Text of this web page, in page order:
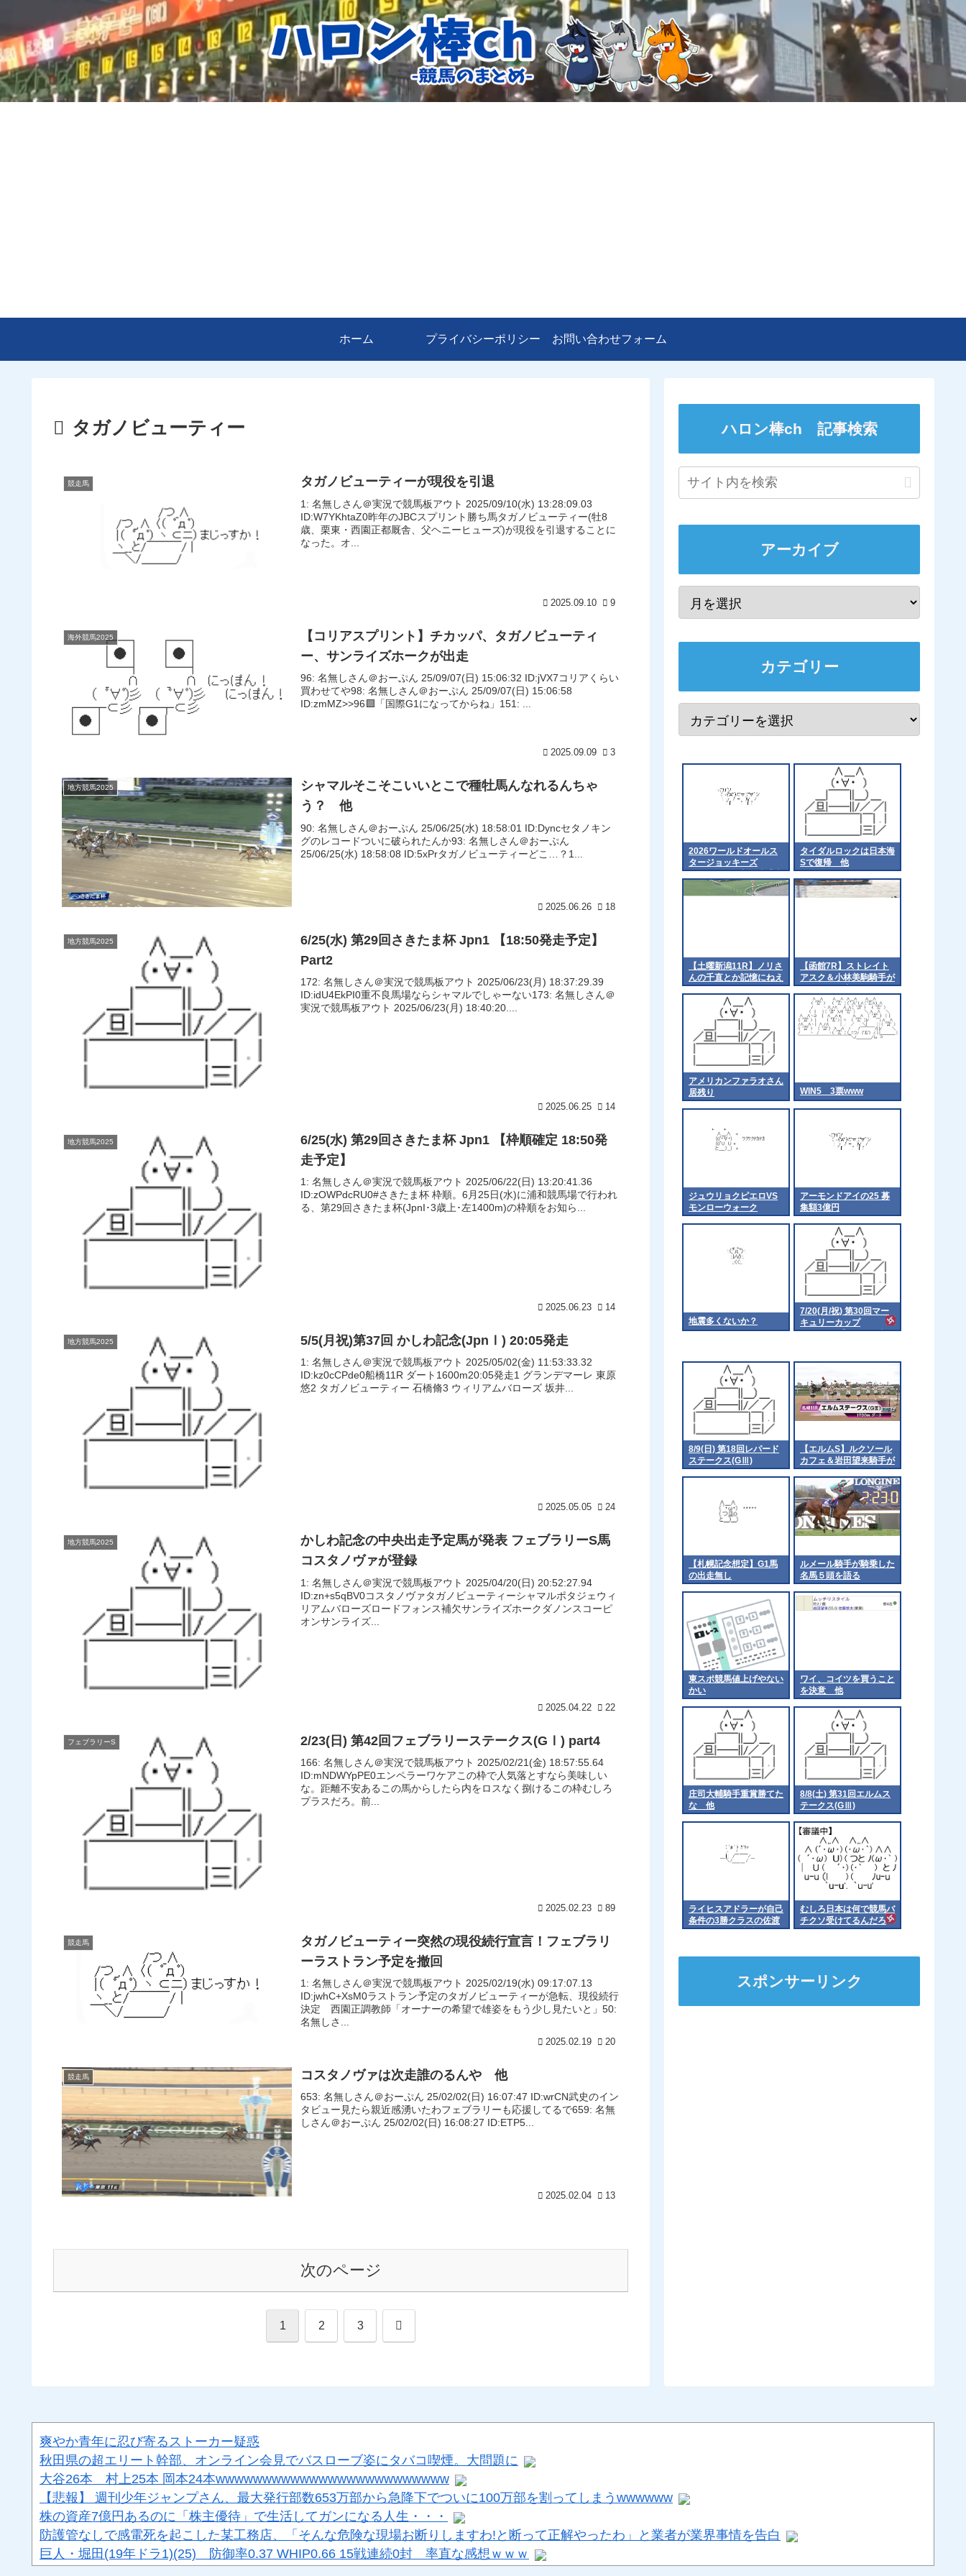
ホーム プライバシーポリシー お問い合わせフォーム
タガノビューティー
競走馬 タガノビューティーが現役を引退
1: 名無しさん＠実況で競馬板アウト 2025/09/10(水) 13:28:09.03
ID:W7YKhtaZ0昨年のJBCスプリント勝ち馬タガノビューティー(牡8
歳、栗東・西園正都厩舎、父ヘニーヒューズ)が現役を引退することに
なった。オ...
2025.09.10 9
海外競馬2025
【コリアスプリント】チカッパ、タガノビューティ
ー、サンライズホークが出走
96: 名無しさん＠おーぷん 25/09/07(日) 15:06:32 ID:jVX7コリアくらい
買わせてや98: 名無しさん＠おーぷん 25/09/07(日) 15:06:58
ID:zmMZ>>96🟩「国際G1になってからね」151: ...
2025.09.09 3
地方競馬2025
シャマルそこそこいいとこで種牡馬んなれるんちゃ
う？ 他
90: 名無しさん＠おーぷん 25/06/25(水) 18:58:01 ID:Dyncセタノキン
グのレコードついに破られたんか93: 名無しさん＠おーぷん
25/06/25(水) 18:58:08 ID:5xPrタガノビューティーどこ…？1...
2025.06.26 18
地方競馬2025
6/25(水) 第29回さきたま杯 Jpn1 【18:50発走予定】
Part2
172: 名無しさん＠実況で競馬板アウト 2025/06/23(月) 18:37:29.39
ID:idU4EkPI0重不良馬場ならシャマルでしゃーない173: 名無しさん＠
実況で競馬板アウト 2025/06/23(月) 18:40:20....
2025.06.25 14
地方競馬2025
6/25(水) 第29回さきたま杯 Jpn1 【枠順確定 18:50発
走予定】
1: 名無しさん＠実況で競馬板アウト 2025/06/22(日) 13:20:41.36
ID:zOWPdcRU0#さきたま杯 枠順。6月25日(水)に浦和競馬場で行われ
る、第29回さきたま杯(JpnI･3歳上･左1400m)の枠順をお知ら...
2025.06.23 14
地方競馬2025 5/5(月祝)第37回 かしわ記念(JpnⅠ) 20:05発走
1: 名無しさん＠実況で競馬板アウト 2025/05/02(金) 11:53:33.32
ID:kz0cCPde0船橋11R ダート1600m20:05発走1 グランデマーレ 東原
悠2 タガノビューティー 石橋脩3 ウィリアムバローズ 坂井...
2025.05.05 24
地方競馬2025
かしわ記念の中央出走予定馬が発表 フェブラリーS馬
コスタノヴァが登録
1: 名無しさん＠実況で競馬板アウト 2025/04/20(日) 20:52:27.94
ID:zn+s5qBV0コスタノヴァタガノビューティーシャマルポタジェウィ
リアムバローズロードフォンス補欠サンライズホークダノンスコーピ
オンサンライズ...
2025.04.22 22
フェブラリーS 2/23(日) 第42回フェブラリーステークス(GⅠ) part4
166: 名無しさん＠実況で競馬板アウト 2025/02/21(金) 18:57:55.64
ID:mNDWYpPE0エンペラーワケアこの枠で人気落とすなら美味しい
な。距離不安あるこの馬からしたら内をロスなく捌けるこの枠むしろ
プラスだろ。前...
2025.02.23 89
競走馬
タガノビューティー突然の現役続行宣言！フェブラリ
ーラストラン予定を撤回
1: 名無しさん＠実況で競馬板アウト 2025/02/19(水) 09:17:07.13
ID:jwhC+XsM0ラストラン予定のタガノビューティーが急転、現役続行
決定 西園正調教師「オーナーの希望で雄姿をもう少し見たいと」50:
名無しさ...
2025.02.19 20
競走馬 コスタノヴァは次走誰のるんや 他
653: 名無しさん＠おーぷん 25/02/02(日) 16:07:47 ID:wrCN武史のイン
タビュー見たら親近感湧いたわフェブラリーも応援してるで659: 名無
しさん＠おーぷん 25/02/02(日) 16:08:27 ID:ETP5...
2025.02.04 13
次のページ
1 2 3 次
ハロン棒ch 記事検索
アーカイブ
カテゴリー
2026ワールドオールス
タージョッキーズ
（WASJ）の出場騎手決
タイダルロックは日本海
Sで復帰 他
【土曜新潟11R】ノリさ
んの千直とか記憶にねえ
な
【函館7R】ストレイト
アスク＆小林美駒騎手が
ｷﾀ━━━━(ﾟ
∀ﾟ)━━━━!!
アメリカンファラオさん
居残り
WIN5 3票www
ジュウリョクピエロVS
モンローウォーク
アーモンドアイの25 募
集額3億円
地震多くないか？
7/20(月/祝) 第30回マー
キュリーカップ
（Jpn3）【18:15発走予
8/9(日) 第18回レパード
ステークス(GⅢ)
【エルムS】ルクソール
カフェ＆岩田望来騎手が
ｷﾀ━━━━(ﾟ
∀ﾟ)━━━━!!
【札幌記念想定】G1馬
の出走無し
ルメール騎手が騎乗した
名馬５頭を語る
東スポ競馬値上げやない
かい
ワイ、コイツを買うこと
を決意 他
庄司大輔騎手重賞勝てた
な 他
8/8(土) 第31回エルムス
テークス(GⅢ)
ライヒスアドラーが自己
条件の3勝クラスの佐渡
ステークスに出走
むしろ日本は何で競馬バ
チクソ受けてるんだろ
スポンサーリンク
爽やか青年に忍び寄るストーカー疑惑
秋田県の超エリート幹部、オンライン会見でバスローブ姿にタバコ喫煙。大問題に
大谷26本 村上25本 岡本24本wwwwwwwwwwwwwwwwwwwwwwwww
【悲報】 週刊少年ジャンプさん、最大発行部数653万部から急降下でついに100万部を割ってしまうwwwwww
株の資産7億円あるのに「株主優待」で生活してガンになる人生・・・
防護管なしで感電死を起こした某工務店、「そんな危険な現場お断りしますわ!と断って正解やったわ」と業者が業界事情を告白
巨人・堀田(19年ドラ1)(25) 防御率0.37 WHIP0.66 15戦連続0封 率直な感想ｗｗｗ